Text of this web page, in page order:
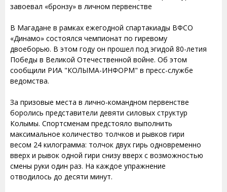
завоевал «бронзу» в личном первенстве
В Магадане в рамках ежегодной спартакиады ВФСО
«Динамо» состоялся чемпионат по гиревому
двоеборью. В этом году он прошел под эгидой 80-летия
Победы в Великой Отечественной войне. Об этом
сообщили РИА "КОЛЫМА-ИНФОРМ" в пресс-службе
ведомства.
За призовые места в лично-командном первенстве
боролись представители девяти силовых структур
Колымы. Спортсменам предстояло выполнить
максимальное количество толчков и рывков гири
весом 24 килограмма: толчок двух гирь одновременно
вверх и рывок одной гири снизу вверх с возможностью
смены руки один раз. На каждое упражнение
отводилось до десяти минут.